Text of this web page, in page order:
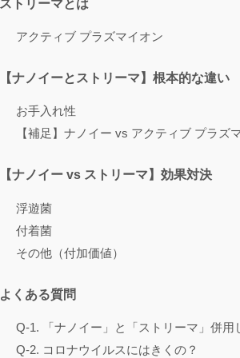
ストリーマとは
アクティブ プラズマイオン
【ナノイーとストリーマ】根本的な違い
お手入れ性
【補足】ナノイー vs アクティブ プラズ
【ナノイー vs ストリーマ】効果対決
浮遊菌
付着菌
その他（付加価値）
よくある質問
Q-1. 「ナノイー」と「ストリーマ」併用
Q-2. コロナウイルスにはきくの？